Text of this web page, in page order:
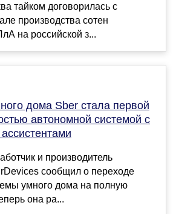
тайком договорилась с
производства сотен
на российской з...
дома Sber стала первой
автономной системой с
и производитель
сообщил о переходе
умного дома на полную
она ра...